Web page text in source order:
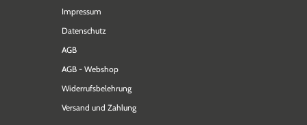
Impressum
Datenschutz
AGB
AGB - Webshop
Widerrufsbelehrung
Versand und Zahlung